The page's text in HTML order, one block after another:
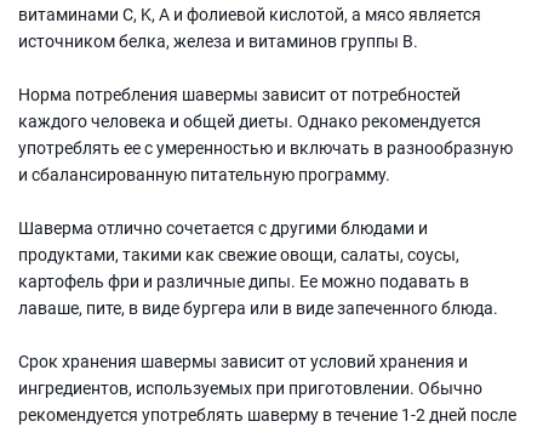
витаминами C, K, А и фолиевой кислотой, а мясо является
источником белка, железа и витаминов группы В.
Норма потребления шавермы зависит от потребностей
каждого человека и общей диеты. Однако рекомендуется
употреблять ее с умеренностью и включать в разнообразную
и сбалансированную питательную программу.
Шаверма отлично сочетается с другими блюдами и
продуктами, такими как свежие овощи, салаты, соусы,
картофель фри и различные дипы. Ее можно подавать в
лаваше, пите, в виде бургера или в виде запеченного блюда.
Срок хранения шавермы зависит от условий хранения и
ингредиентов, используемых при приготовлении. Обычно
рекомендуется употреблять шаверму в течение 1-2 дней после